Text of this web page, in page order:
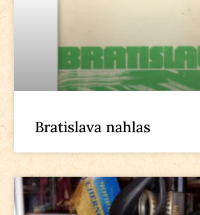
Bratislava nahlas